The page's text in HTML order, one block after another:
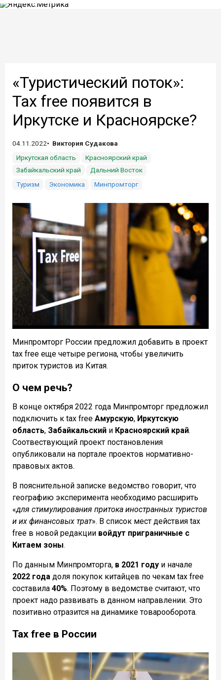
«Туристический поток»:
Tax free появится в
Иркутске и Красноярске?
04.11.2022
Виктория Судакова
Иркутская область
Красноярский край
Забайкальский край
Дальний Восток
Туризм
Экономика Минпромторг
Минпромторг России предложил добавить в проект
tax free еще четыре региона, чтобы увеличить
приток туристов из Китая.
О чем речь?
В конце октября 2022 года Минпромторг предложил
подключить к tax free Амурскую, Иркутскую
область, Забайкальский и Красноярский край.
Соотвествующий проект постановления
опубликовали на портале проектов нормативно-
правовых актов.
В пояснительной записке ведомство говорит, что
географию эксперимента необходимо расширить
«для стимулирования притока иностранных туристов
и их финансовых трат». В список мест действия tax
free в новой редакции войдут приграничные с
Китаем зоны.
По данным Минпромторга, в 2021 году и начале
2022 года доля покупок китайцев по чекам tax free
составила 40%. Поэтому в ведомстве считают, что
проект надо развивать в данном направлении. Это
позитивно отразится на динамике товарооборота.
Tax free в России